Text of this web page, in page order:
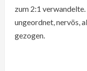
zum 2:1
ungeordnet, nervös,
gezogen.